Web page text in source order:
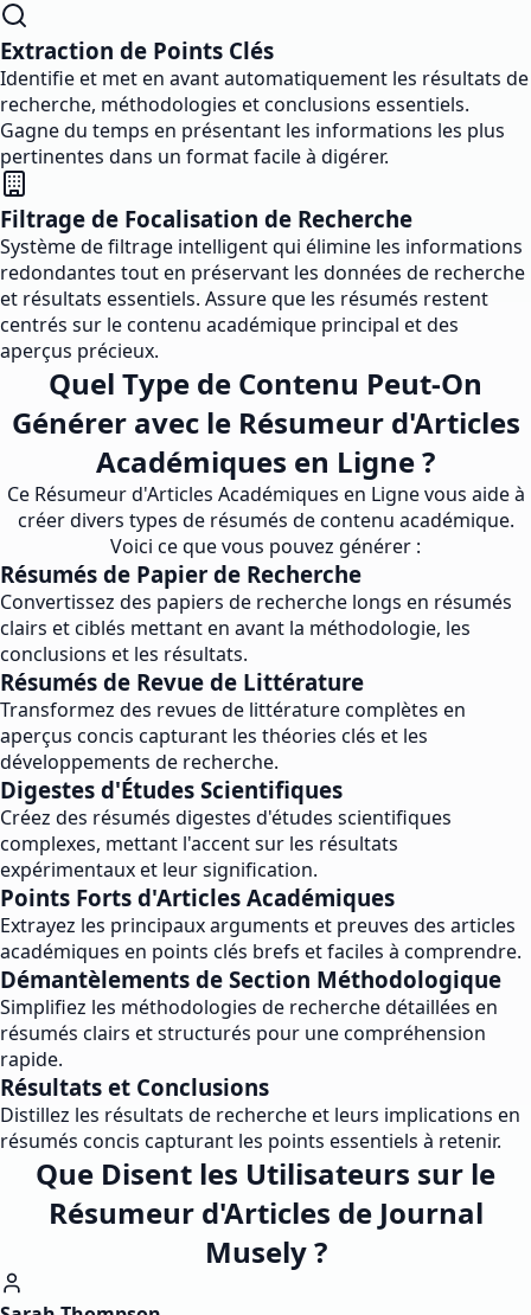
Extraction de Points Clés
Identifie et met en avant automatiquement les résultats de
recherche, méthodologies et conclusions essentiels.
Gagne du temps en présentant les informations les plus
pertinentes dans un format facile à digérer.
Filtrage de Focalisation de Recherche
Système de filtrage intelligent qui élimine les informations
redondantes tout en préservant les données de recherche
et résultats essentiels. Assure que les résumés restent
centrés sur le contenu académique principal et des
aperçus précieux.
Quel Type de Contenu Peut-On
Générer avec le Résumeur d'Articles
Académiques en Ligne ?
Ce Résumeur d'Articles Académiques en Ligne vous aide à
créer divers types de résumés de contenu académique.
Voici ce que vous pouvez générer :
Résumés de Papier de Recherche
Convertissez des papiers de recherche longs en résumés
clairs et ciblés mettant en avant la méthodologie, les
conclusions et les résultats.
Résumés de Revue de Littérature
Transformez des revues de littérature complètes en
aperçus concis capturant les théories clés et les
développements de recherche.
Digestes d'Études Scientifiques
Créez des résumés digestes d'études scientifiques
complexes, mettant l'accent sur les résultats
expérimentaux et leur signification.
Points Forts d'Articles Académiques
Extrayez les principaux arguments et preuves des articles
académiques en points clés brefs et faciles à comprendre.
Démantèlements de Section Méthodologique
Simplifiez les méthodologies de recherche détaillées en
résumés clairs et structurés pour une compréhension
rapide.
Résultats et Conclusions
Distillez les résultats de recherche et leurs implications en
résumés concis capturant les points essentiels à retenir.
Que Disent les Utilisateurs sur le
Résumeur d'Articles de Journal
Musely ?